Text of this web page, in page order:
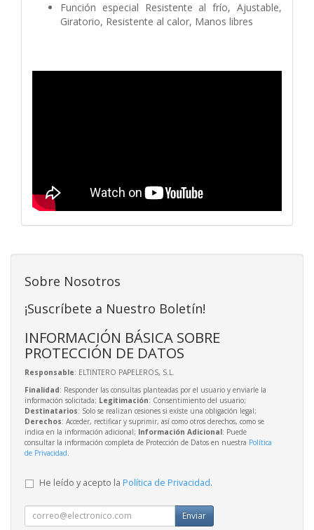
Función especial Resistente al frío, Ajustable,
Giratorio, Resistente al calor, Manos libres
Sobre Nosotros
¡Suscríbete a Nuestro Boletín!
INFORMACIÓN BÁSICA SOBRE
PROTECCIÓN DE DATOS
Responsable: ELTINTERO PAPELEROS, S.L.
Finalidad: Responder las consultas planteadas por el usuario y enviarle la
información solicitada; Legitimación: Consentimiento del usuario;
Destinatarios: Solo se realizan cesiones si existe una obligación legal;
Derechos: Acceder, rectificar y suprimir, así como otros derechos, como se
indica en la información adicional; Información Adicional: Puede
consultar la información completa de Protección de Datos en nuestra Política
de Privacidad.
He leído y acepto la Política de Privacidad.
Enviar